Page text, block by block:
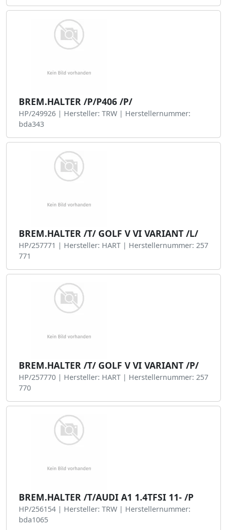
BREM.HALTER /P/P406 /P/
HP/249926 | Hersteller: TRW | Herstellernummer:
bda343
BREM.HALTER /T/ GOLF V VI VARIANT /L/
HP/257771 | Hersteller: HART | Herstellernummer: 257
771
BREM.HALTER /T/ GOLF V VI VARIANT /P/
HP/257770 | Hersteller: HART | Herstellernummer: 257
770
BREM.HALTER /T/AUDI A1 1.4TFSI 11- /P
HP/256154 | Hersteller: TRW | Herstellernummer:
bda1065